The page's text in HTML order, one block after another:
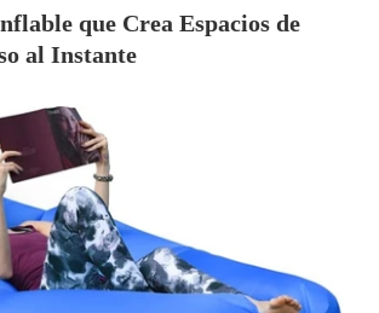
que Crea Espacios de
al Instante